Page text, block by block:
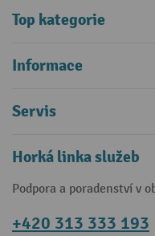
Top kategorie
Informace
Servis
Horká linka služeb
Podpora a poradenství v
+420 313 333 193